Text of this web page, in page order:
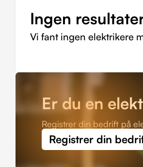
Ingen
Vi fant ingen elektrikere
Er du en
Registrer din bedrift på
Registrer din